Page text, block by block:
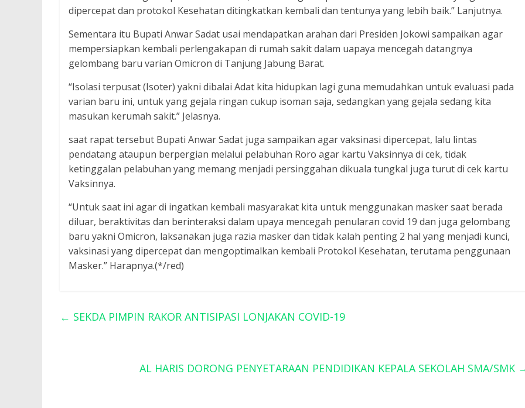
dipercepat dan protokol Kesehatan ditingkatkan kembali dan tentunya yang lebih baik.” Lanjutnya.
Sementara itu Bupati Anwar Sadat usai mendapatkan arahan dari Presiden Jokowi sampaikan agar
mempersiapkan kembali perlengakapan di rumah sakit dalam uapaya mencegah datangnya
gelombang baru varian Omicron di Tanjung Jabung Barat.
“Isolasi terpusat (Isoter) yakni dibalai Adat kita hidupkan lagi guna memudahkan untuk evaluasi pada
varian baru ini, untuk yang gejala ringan cukup isoman saja, sedangkan yang gejala sedang kita
masukan kerumah sakit.” Jelasnya.
saat rapat tersebut Bupati Anwar Sadat juga sampaikan agar vaksinasi dipercepat, lalu lintas
pendatang ataupun berpergian melalui pelabuhan Roro agar kartu Vaksinnya di cek, tidak
ketinggalan pelabuhan yang memang menjadi persinggahan dikuala tungkal juga turut di cek kartu
Vaksinnya.
“Untuk saat ini agar di ingatkan kembali masyarakat kita untuk menggunakan masker saat berada
diluar, beraktivitas dan berinteraksi dalam upaya mencegah penularan covid 19 dan juga gelombang
baru yakni Omicron, laksanakan juga razia masker dan tidak kalah penting 2 hal yang menjadi kunci,
vaksinasi yang dipercepat dan mengoptimalkan kembali Protokol Kesehatan, terutama penggunaan
Masker.” Harapnya.(*/red)
← SEKDA PIMPIN RAKOR ANTISIPASI LONJAKAN COVID-19
AL HARIS DORONG PENYETARAAN PENDIDIKAN KEPALA SEKOLAH SMA/SMK